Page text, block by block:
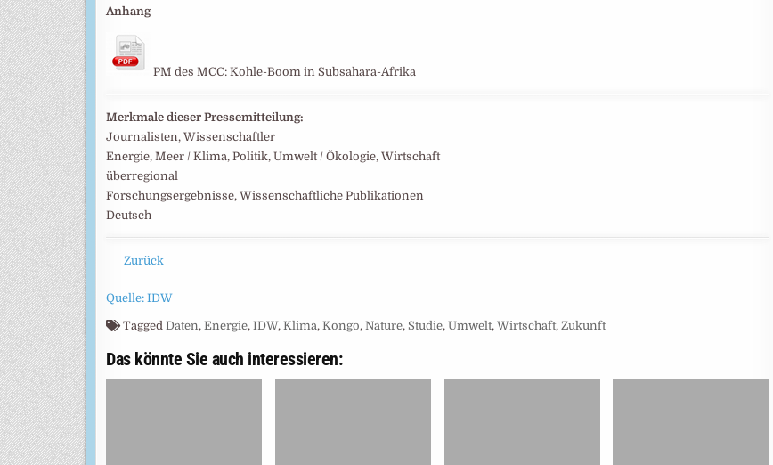
Anhang
PM des MCC: Kohle-Boom in Subsahara-Afrika
Merkmale dieser Pressemitteilung:
Journalisten, Wissenschaftler
Energie, Meer / Klima, Politik, Umwelt / Ökologie, Wirtschaft
überregional
Forschungsergebnisse, Wissenschaftliche Publikationen
Deutsch
Zurück
Quelle: IDW
Tagged Daten, Energie, IDW, Klima, Kongo, Nature, Studie, Umwelt, Wirtschaft, Zukunft
Das könnte Sie auch interessieren: